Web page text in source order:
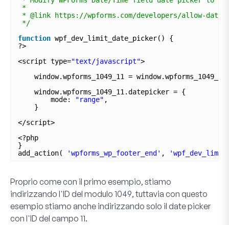
*
* @link https://wpforms.com/developers/allow-
*/
function wpf_dev_limit_date_picker() {
?>
<script type="text/javascript">
window.wpforms_1049_11 =
window.wpforms_1049_11.datepicker = {
mode:
"range" ,
}
</script>
<?php
}
add_action(
'wpforms_wp_footer_end' ,
Proprio come con il primo esempio, stiamo
indirizzando l'ID del modulo 1049, tuttavia con questo
esempio stiamo anche indirizzando solo il date picker
con l'ID del campo 11.